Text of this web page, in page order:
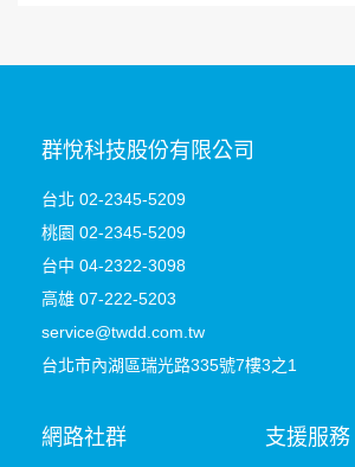
群悅科技股份有限公司
台北 02-2345-5209
桃園 02-2345-5209
台中 04-2322-3098
高雄 07-222-5203
service@twdd.com.tw
台北市內湖區瑞光路335號7樓3之1
網路社群 支援服務